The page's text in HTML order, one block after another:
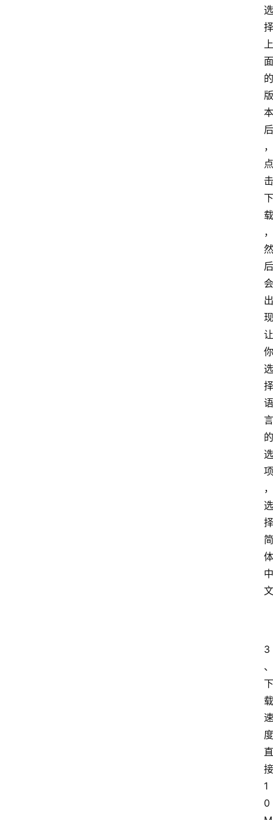
选
择
上
面
的
版
本
后
，
点
击
下
载
，
然
后
会
出
现
让
你
选
择
语
言
的
选
项
，
选
择
简
体
中
文
3
、
下
载
速
度
直
接
1
0